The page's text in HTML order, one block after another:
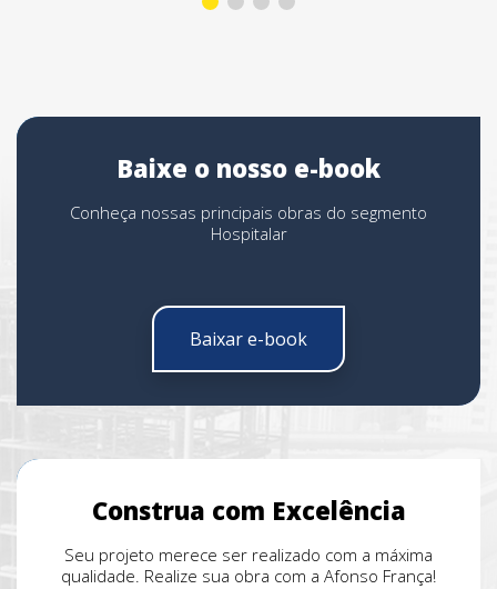
Baixe o nosso e-book
Conheça nossas principais obras do segmento
Hospitalar
Baixar e-book
Construa com Excelência
Seu projeto merece ser realizado com a máxima
qualidade. Realize sua obra com a Afonso França!